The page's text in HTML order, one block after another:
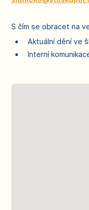
S čím se obracet na
Aktuální dění ve
Interní